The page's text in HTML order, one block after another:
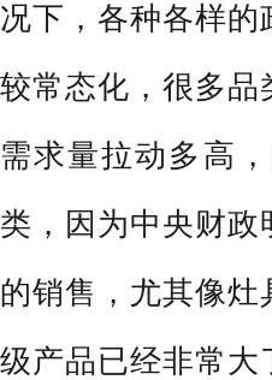
况下，各种各样
较常态化，很多品
需求量拉动多高
类，因为中央财
的销售，尤其像灶
级产品已经非常大